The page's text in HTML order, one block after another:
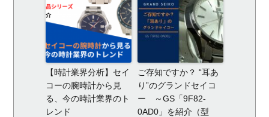
【時計業界分析】セイ
コーの腕時計から見
る、今の時計業界のト
レンド
ご存知ですか？ “耳あ
り”のグランドセイコ
ー ～GS「9F82-
0AD0」を紹介（型